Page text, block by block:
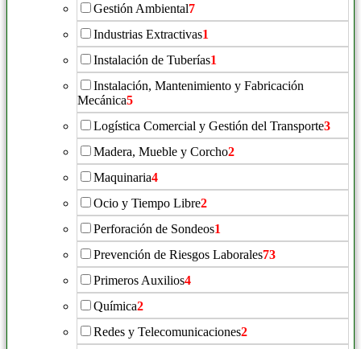
Gestión Ambiental7
Industrias Extractivas1
Instalación de Tuberías1
Instalación, Mantenimiento y Fabricación
Mecánica5
Logística Comercial y Gestión del Transporte3
Madera, Mueble y Corcho2
Maquinaria4
Ocio y Tiempo Libre2
Perforación de Sondeos1
Prevención de Riesgos Laborales73
Primeros Auxilios4
Química2
Redes y Telecomunicaciones2